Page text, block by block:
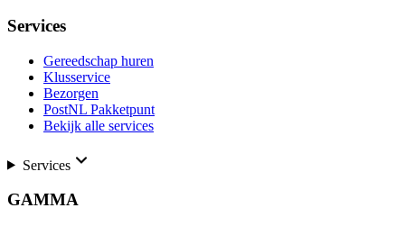
Services
Gereedschap huren
Klusservice
Bezorgen
PostNL Pakketpunt
Bekijk alle services
Services
GAMMA